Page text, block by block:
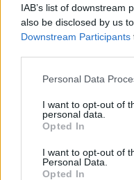
IAB’s list of downstream
also be disclosed by us
Downstream Participants
Personal Data
I want to opt-out of
personal data.
Opted In
I want to opt-out of
Personal Data.
Opted In
2022-11-11
Esonero dal
inps
2022-02-19
per aziende che non
integrazione